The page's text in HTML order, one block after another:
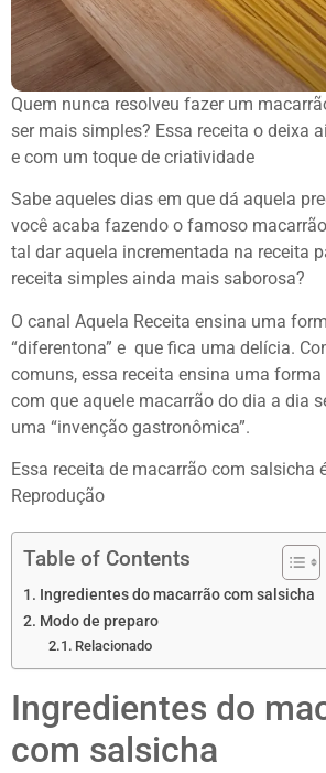
Quem nunca resolveu fazer um
ser mais simples? Essa receita o deixa
e com um toque de criatividade
Sabe aqueles dias em que dá aquela
você acaba fazendo o famoso
tal dar aquela incrementada na receita
receita simples ainda mais saborosa?
O canal Aquela Receita ensina uma
“diferentona” e que fica uma delícia.
comuns, essa receita ensina uma
com que aquele macarrão do dia a dia
uma “invenção gastronômica”.
Essa receita de macarrão com salsicha
Reprodução
Table of Contents
Ingredientes do macarrão com salsicha
Modo de preparo
Relacionado
Ingredientes do
com salsicha